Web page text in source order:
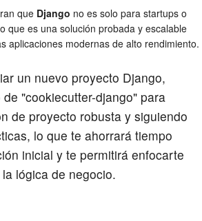
que Django no es solo para startups o
que es una solución probada y escalable
aplicaciones modernas de alto rendimiento.
un nuevo proyecto Django,
"cookiecutter-django" para
de proyecto robusta y siguiendo
lo que te ahorrará tiempo
inicial y te permitirá enfocarte
lógica de negocio.